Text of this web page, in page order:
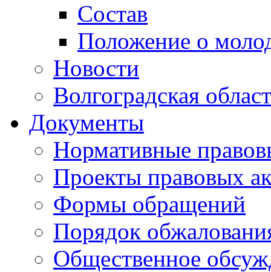
Состав
Положение о
Новости
Волгоградская
Документы
Нормативные
Проекты правовых
Формы обращений
Порядок
Общественное